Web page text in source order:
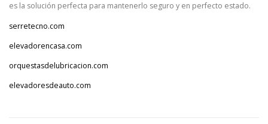
es la solución perfecta para mantenerlo seguro y en perfecto estado.
serretecno.com
elevadorencasa.com
orquestasdelubricacion.com
elevadoresdeauto.com